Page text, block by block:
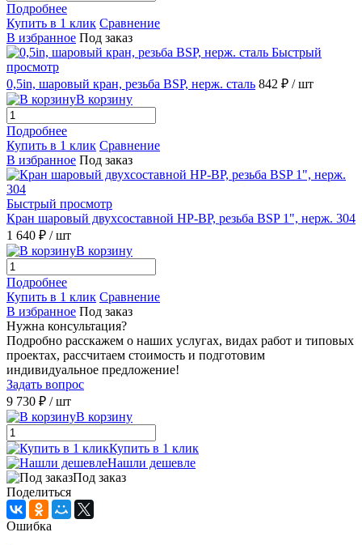
Подробнее
Купить в 1 клик Сравнение
В избранное Под заказ
Быстрый
просмотр
0,5in, шаровый кран, резьба BSP, нерж. сталь 842 ₽ / шт
В корзину
Подробнее
Купить в 1 клик Сравнение
В избранное Под заказ
Быстрый просмотр
Кран шаровый двухсоставной НР-ВР, резьба BSP 1", нерж. 304
1 640 ₽ / шт
В корзину
Подробнее
Купить в 1 клик Сравнение
В избранное Под заказ
Нужна консультация?
Подробно расскажем о наших услугах, видах работ и типовых
проектах, рассчитаем стоимость и подготовим
индивидуальное предложение!
Задать вопрос
9 730 ₽ / шт
В корзину
Купить в 1 клик
Нашли дешевле
Под заказ
Поделиться
Ошибка